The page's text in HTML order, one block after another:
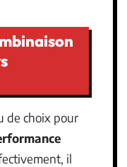
de choix pour
il